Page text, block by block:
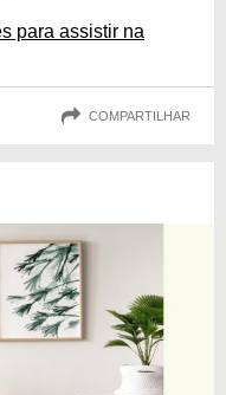
para assistir na
COMPARTILHAR